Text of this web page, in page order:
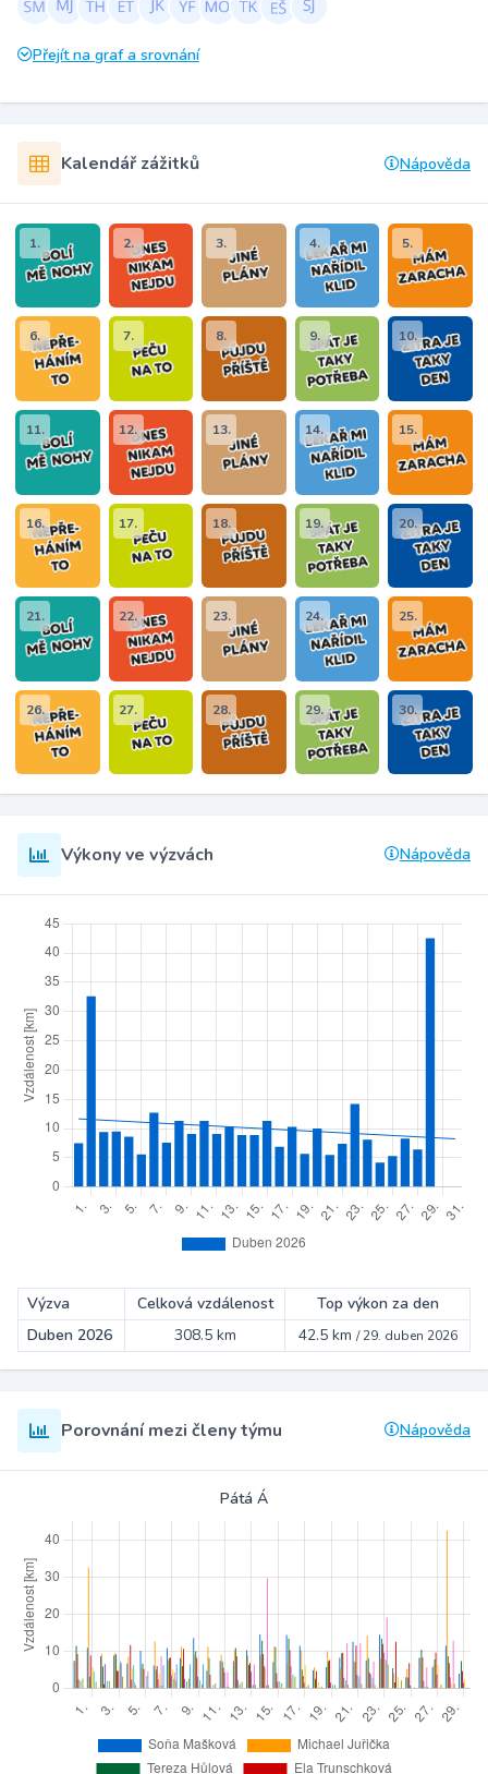
Přejít na graf a srovnání
Kalendář zážitků Nápověda
1. 2. 3. 4. 5.
6. 7. 8. 9. 10.
11. 12. 13. 14. 15.
16. 17. 18. 19. 20.
21. 22. 23. 24. 25.
26. 27. 28. 29. 30.
Výkony ve výzvách Nápověda
Výzva Celková vzdálenost
Top výkon za den
Duben 2026
308.5 km 42.5 km /29. duben 2026
Porovnání mezi členy týmu Nápověda
Pátá Á